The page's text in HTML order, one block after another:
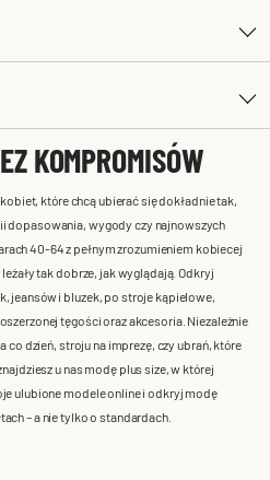
KOMPROMISÓW
które chcą ubierać się dokładnie tak,
dopasowania, wygody czy najnowszych
40-64 z pełnym zrozumieniem kobiecej
tak dobrze, jak wyglądają. Odkryj
jeansów i bluzek, po stroje kąpielowe,
tęgości oraz akcesoria. Niezależnie
co dzień, stroju na imprezę, czy ubrań, które
u nas modę plus size, w której
ulubione modele online i odkryj modę
– a nie tylko o standardach.